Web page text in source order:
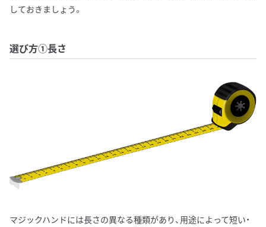
しておきましょう。
選び方①長さ
マジックハンドには長さの異なる種類があり、用途によって短い・